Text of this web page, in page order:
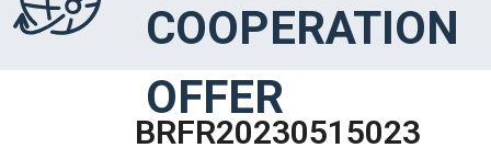
COOPERATION
OFFER
BRFR20230515023